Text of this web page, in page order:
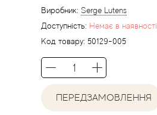
Виробник: Serge Lutens
Доступність: Немає в наявності
Код товару: 50129-005
ПЕРЕДЗАМОВЛЕННЯ